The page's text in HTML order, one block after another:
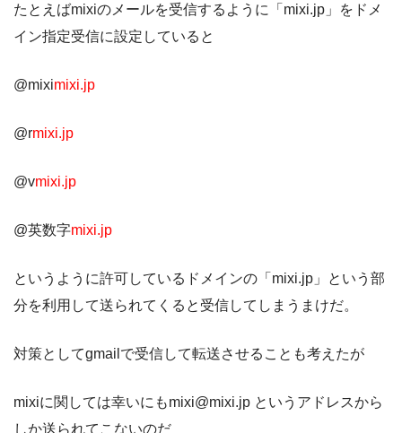
たとえばmixiのメールを受信するように「mixi.jp」をドメ
イン指定受信に設定していると
@miximixi.jp
@rmixi.jp
@vmixi.jp
@英数字mixi.jp
というように許可しているドメインの「mixi.jp」という部
分を利用して送られてくると受信してしまうまけだ。
対策としてgmailで受信して転送させることも考えたが
mixiに関しては幸いにもmixi@mixi.jp というアドレスから
しか送られてこないのだ